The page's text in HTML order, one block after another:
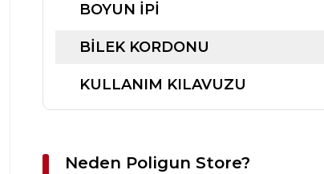
BOYUN İPI
BILEK KORDONU
KULLANIM KILAVUZU
Neden Poligun Store?